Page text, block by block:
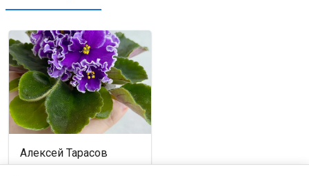
Алексей Тарасов
Москва, проспект Мира,